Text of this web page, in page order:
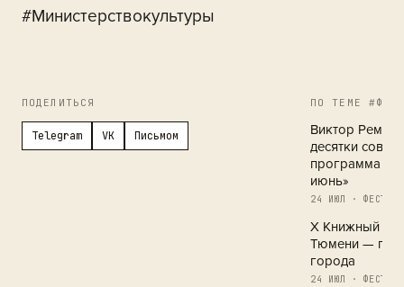
#Министерствокультуры
ПОДЕЛИТЬСЯ
Telegram VK Письмом
ПО ТЕМЕ
Виктор
десятки
программа
июнь»
24 ИЮЛ ·
X Книжный
Тюмени —
города
24 ИЮЛ ·